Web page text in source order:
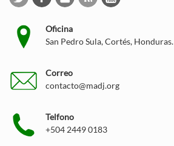
Oficina
San Pedro Sula, Cortés, Honduras.
Correo
contacto@madj.org
Telfono
+504 2449 0183